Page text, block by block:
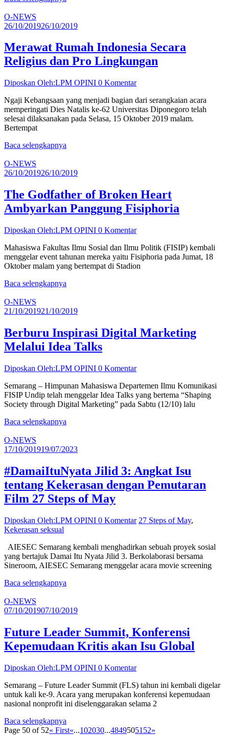
O-NEWS
26/10/201926/10/2019
Merawat Rumah Indonesia Secara
Religius dan Pro Lingkungan
Diposkan Oleh:LPM OPINI 0 Komentar
Ngaji Kebangsaan yang menjadi bagian dari serangkaian acara
memperingati Dies Natalis ke-62 Universitas Diponegoro telah
selesai dilaksanakan pada Selasa, 15 Oktober 2019 malam.
Bertempat
Baca selengkapnya
O-NEWS
26/10/201926/10/2019
The Godfather of Broken Heart
Ambyarkan Panggung Fisiphoria
Diposkan Oleh:LPM OPINI 0 Komentar
Mahasiswa Fakultas Ilmu Sosial dan Ilmu Politik (FISIP) kembali
menggelar event tahunan mereka yaitu Fisiphoria pada Jumat, 18
Oktober malam yang bertempat di Stadion
Baca selengkapnya
O-NEWS
21/10/201921/10/2019
Berburu Inspirasi Digital Marketing
Melalui Idea Talks
Diposkan Oleh:LPM OPINI 0 Komentar
Semarang – Himpunan Mahasiswa Departemen Ilmu Komunikasi
FISIP Undip telah menggelar Idea Talks yang bertema “Shaping
Society through Digital Marketing” pada Sabtu (12/10) lalu
Baca selengkapnya
O-NEWS
17/10/201919/07/2023
#DamaiItuNyata Jilid 3: Angkat Isu
tentang Kekerasan dengan Pemutaran
Film 27 Steps of May
Diposkan Oleh:LPM OPINI 0 Komentar 27 Steps of May,
Kekerasan seksual
AIESEC Semarang kembali menghadirkan sebuah proyek sosial
yang bertajuk Damai Itu Nyata Jilid 3. Berkolaborasi bersama
Sineroom, AIESEC Semarang menggelar acara movie screening
Baca selengkapnya
O-NEWS
07/10/201907/10/2019
Future Leader Summit, Konferensi
Kepemudaan Kritis akan Isu Global
Diposkan Oleh:LPM OPINI 0 Komentar
Semarang – Future Leader Summit (FLS) tahun ini kembali digelar
untuk kali ke-9. Acara yang merupakan konferensi kepemudaan
nasional nonprofit ini diselenggarakan selama 2
Baca selengkapnya
Page 50 of 52« First«...102030...48495051 52»